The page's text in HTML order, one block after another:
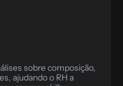
sobre composição,
ajudando o RH a